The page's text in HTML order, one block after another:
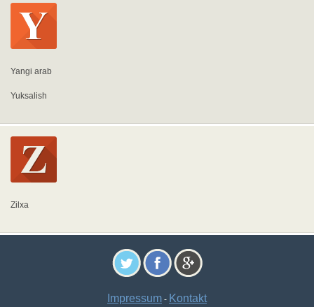
Yangi arab
Yuksalish
Zilxa
Impressum - Kontakt